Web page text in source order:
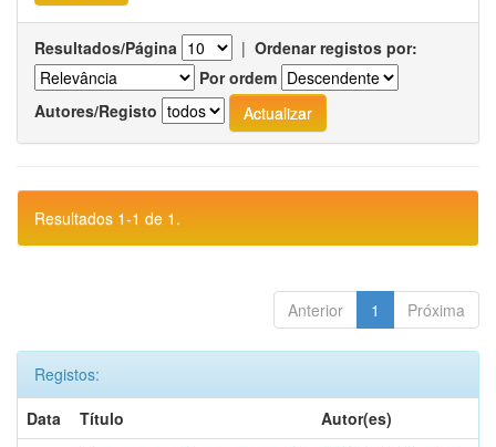
Resultados/Página | Ordenar registos por:
Por ordem
Autores/Registo
Resultados 1-1 de 1.
Anterior 1 Próxima
Registos:
Data
Título
Autor(es)